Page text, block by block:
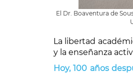
El Dr. Boaventura de
La libertad
y la enseñanza
Hoy, 100 años